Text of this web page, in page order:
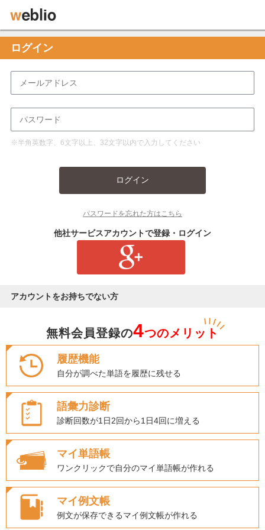
ログイン
※半角英数字、6文字以上、32文字以内で入力してください
ログイン
パスワードを忘れた方はこちら
他社サービスアカウントで登録・ログイン
アカウントをお持ちでない方
無料会員登録の4つのメリット
履歴機能
自分が調べた単語を履歴に残せる
語彙力診断
診断回数が1日2回から1日4回に増える
マイ単語帳
ワンクリックで自分のマイ単語帳が作れる
マイ例文帳
例文が保存できるマイ例文帳が作れる